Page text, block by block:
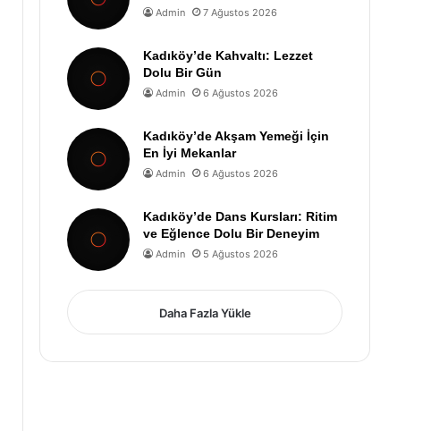
Admin 7 Ağustos 2026
Kadıköy’de Kahvaltı: Lezzet
Dolu Bir Gün
Admin 6 Ağustos 2026
Kadıköy’de Akşam Yemeği İçin
En İyi Mekanlar
Admin 6 Ağustos 2026
Kadıköy’de Dans Kursları: Ritim
ve Eğlence Dolu Bir Deneyim
Admin 5 Ağustos 2026
Daha Fazla Yükle